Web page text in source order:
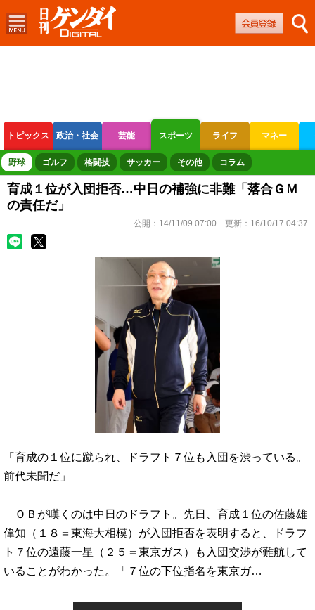
トピックス 政治・社会 芸能 スポーツ ライフ マネー
ボートレース 競輪 オートレース
野球 ゴルフ 格闘技 サッカー その他 コラム
育成１位が入団拒否…中日の補強に非難「落合ＧＭ
の責任だ」
公開： 14/11/09 07:00 更新： 16/10/17 04:37
「育成の１位に蹴られ、ドラフト７位も入団を渋っている。
前代未聞だ」
ＯＢが嘆くのは中日のドラフト。先日、育成１位の佐藤雄
偉知（１８＝東海大相模）が入団拒否を表明すると、ドラフ
ト７位の遠藤一星（２５＝東京ガス）も入団交渉が難航して
いることがわかった。「７位の下位指名を東京ガ…